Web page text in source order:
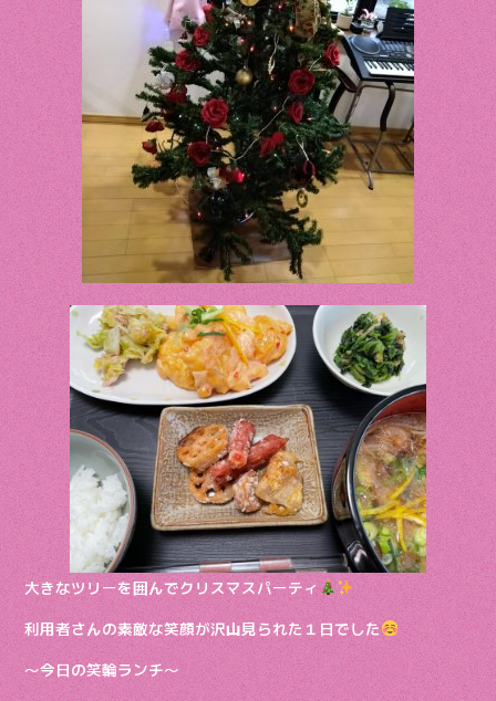
大きなツリーを囲んでクリスマスパーティ
利用者さんの素敵な笑顔が沢山見られた１日でした
〜今日の笑輪ランチ〜